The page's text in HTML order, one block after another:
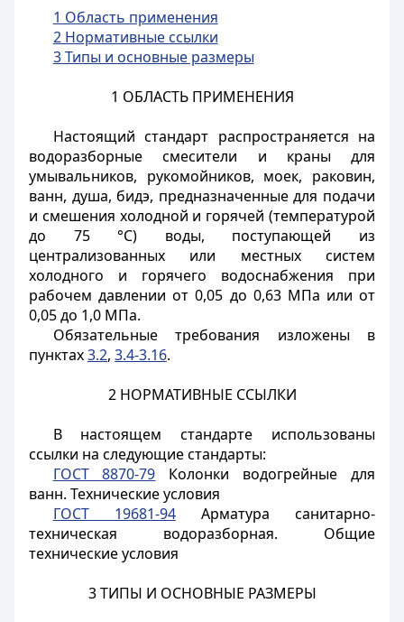
1 Область применения
2 Нормативные ссылки
3 Типы и основные размеры
1 ОБЛАСТЬ ПРИМЕНЕНИЯ
Настоящий стандарт распространяется на
водоразборные смесители и краны для
умывальников, рукомойников, моек, раковин,
ванн, душа, бидэ, предназначенные для подачи
и смешения холодной и горячей (температурой
до 75 °С) воды, поступающей из
централизованных или местных систем
холодного и горячего водоснабжения при
рабочем давлении от 0,05 до 0,63 МПа или от
0,05 до 1,0 МПа.
Обязательные требования изложены в
пунктах3.2, 3.4-3.16.
2 НОРМАТИВНЫЕ ССЫЛКИ
В настоящем стандарте использованы
ссылки на следующие стандарты:
ГОСТ 8870-79 Колонки водогрейные для
ванн. Технические условия
ГОСТ 19681-94Арматура санитарно-
техническая водоразборная. Общие
технические условия
3 ТИПЫ И ОСНОВНЫЕ РАЗМЕРЫ